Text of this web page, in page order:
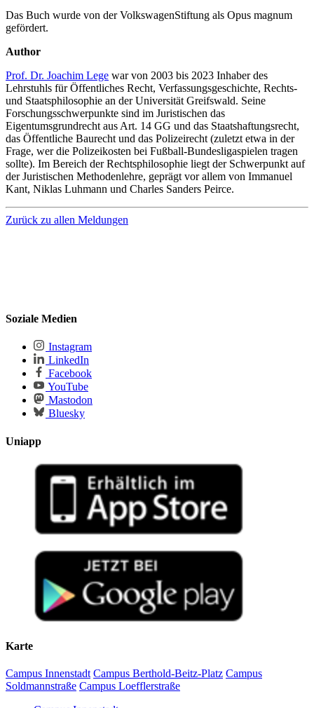
Das Buch wurde von der VolkswagenStiftung als Opus magnum
gefördert.
Author
Prof. Dr. Joachim Lege war von 2003 bis 2023 Inhaber des
Lehrstuhls für Öffentliches Recht, Verfassungsgeschichte, Rechts-
und Staatsphilosophie an der Universität Greifswald. Seine
Forschungsschwerpunkte sind im Juristischen das
Eigentumsgrundrecht aus Art. 14 GG und das Staatshaftungsrecht,
das Öffentliche Baurecht und das Polizeirecht (zuletzt etwa in der
Frage, wer die Polizeikosten bei Fußball-Bundesligaspielen tragen
sollte). Im Bereich der Rechtsphilosophie liegt der Schwerpunkt auf
der Juristischen Methodenlehre, geprägt vor allem von Immanuel
Kant, Niklas Luhmann und Charles Sanders Peirce.
Zurück zu allen Meldungen
Soziale Medien
Instagram
LinkedIn
Facebook
YouTube
Mastodon
Bluesky
Uniapp
Karte
Campus Innenstadt Campus Berthold-Beitz-Platz Campus
Soldmannstraße Campus Loefflerstraße